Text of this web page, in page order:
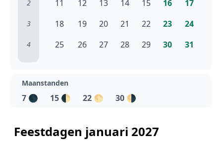
2 11 12 13 14 15 16 17
3 18 19 20 21 22 23 24
4 25 26 27 28 29 30 31
Maanstanden
7 🌑 15 🌓 22 🌕 30 🌗
Feestdagen januari 2027